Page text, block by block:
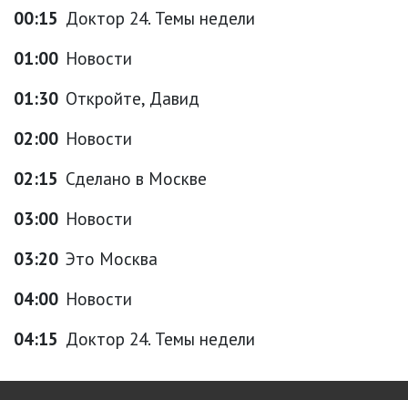
00:15 Доктор 24. Темы недели
01:00 Новости
01:30 Откройте, Давид
02:00 Новости
02:15 Сделано в Москве
03:00 Новости
03:20 Это Москва
04:00 Новости
04:15 Доктор 24. Темы недели